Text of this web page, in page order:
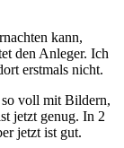
kann,
den Anleger. Ich
erstmals nicht.
voll mit Bildern,
jetzt genug. In 2
jetzt ist gut.